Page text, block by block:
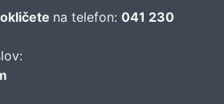
na telefon: 041 230